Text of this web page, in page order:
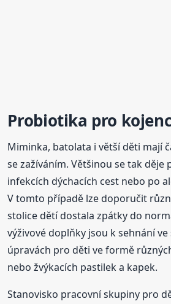
Probiotika pro
Miminka, batolata i větší děti mají
se zažíváním. Většinou se tak děje
infekcích dýchacích cest nebo po
V tomto případě lze doporučit
stolice dětí dostala zpátky do
výživové doplňky jsou k sehnání ve
úpravách pro děti ve formě
nebo žvýkacích pastilek a kapek.
Stanovisko pracovní skupiny pro